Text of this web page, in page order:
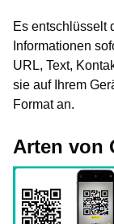
Es entschlüsselt
Informationen
URL, Text,
sie auf Ihrem
Format an.
Arten von